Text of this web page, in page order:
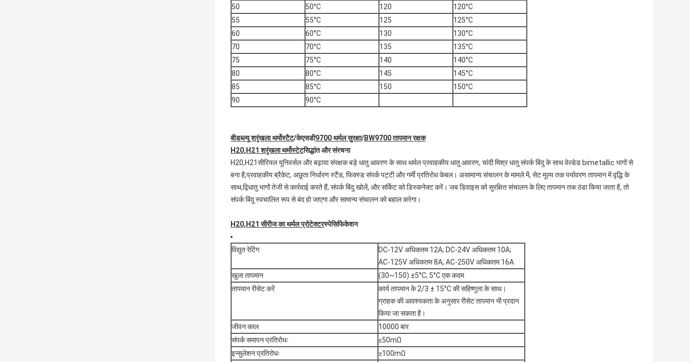
50
50°C 120
120°C
55
55°C 125
125°C
60
60°C 130
130°C
70
70°C 135
135°C
75
75°C 140
140°C
80
80°C 145
145°C
85
85°C 150
150°C
90
90°C
बीडब्ल्यू श्रृंखला थर्मोस्टैट/केएसडी9700 थर्मल सुरक्षा/BW9700 तापमान रक्षक
H20,H21 श्रृंखला थर्मोस्टेटसिद्धांत और संरचना
H20,H21सीरियल यूनिवर्सल और बढ़ाया संरक्षक बड़े धातु आवरण के साथ थर्मल प्रवाहकीय धातु आवरण, चांदी मिश्र धातु संपर्क बिंदु के साथ वेल्डेड bimetallic भागों से
बना है,प्रवाहकीय ब्रैकेट, अछूता निर्धारण स्टैंड, फिक्स्ड संपर्क पट्टी और गर्मी प्रतिरोध केबल। असामान्य संचालन के मामले में, सेट मूल्य तक पर्यावरण तापमान में वृद्धि के
साथ,द्विधातु भागों तेजी से कार्रवाई करते हैं, संपर्क बिंदु खोलें, और सर्किट को डिस्कनेक्ट करें। जब डिवाइस को सुरक्षित संचालन के लिए तापमान तक ठंडा किया जाता है, तो
संपर्क बिंदु स्वचालित रूप से बंद हो जाएगा और सामान्य संचालन को बहाल करेगा।
H20,H21 सीरीज का थर्मल प्रोटेक्टरस्पेसिफिकेशन
विद्युत रेटिंग
DC-12V अधिकतम 12A; DC-24V अधिकतम 10A;
AC-125V अधिकतम 8A; AC-250V अधिकतम 16A
खुला तापमान
(30~150) ±5°C; 5°C एक कदम
तापमान रीसेट करें
कार्य तापमान के 2/3 ± 15°C की सहिष्णुता के साथ।
ग्राहक की आवश्यकता के अनुसार रीसेट तापमान भी प्रदान
किया जा सकता है।
जीवन काल
10000 बार
संपर्क समापन प्रतिरोधः
≤50mΩ
इन्सुलेशन प्रतिरोधः
≥100mΩ